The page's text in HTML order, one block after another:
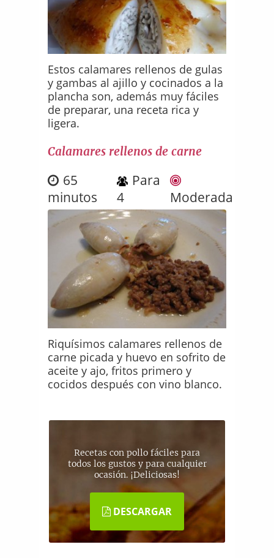
Estos calamares rellenos de gulas
y gambas al ajillo y cocinados a la
plancha son, además muy fáciles
de preparar, una receta rica y
ligera.
Calamares rellenos de carne
65
minutos
Para
4
Moderada
Riquísimos calamares rellenos de
carne picada y huevo en sofrito de
aceite y ajo, fritos primero y
cocidos después con vino blanco.
Recetas con pollo fáciles para
todos los gustos y para cualquier
ocasión. ¡Deliciosas!
DESCARGAR